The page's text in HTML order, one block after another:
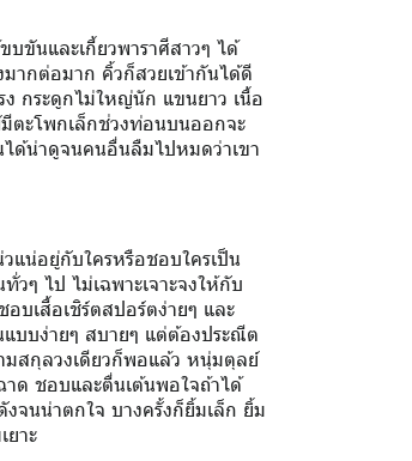
ขันและเกี้ยวพาราศีสาวๆ ได้
ากต่อมาก คิ้วก็สวยเข้ากันได้ดี
กระดูกไม่ใหญ่นัก แขนยาว เนื้อ
ะโพกเล็กช่วงท่อนบนออกจะ
ได้น่าดูจนคนอื่นลืมไปหมดว่าเขา
น่อยู่กับใครหรือชอบใครเป็น
วๆ ไป ไม่เฉพาะเจาะจงให้กับ
บเสื้อเชิร์ตสปอร์ตง่ายๆ และ
แบบง่ายๆ สบายๆ แต่ต้องประณีต
มสกุลวงเดียวก็พอแล้ว หนุ่มตุลย์
ด ชอบและตื่นเต้นพอใจถ้าได้
งจนน่าตกใจ บางครั้งก็ยิ้มเล็ก ยิ้ม
าะ